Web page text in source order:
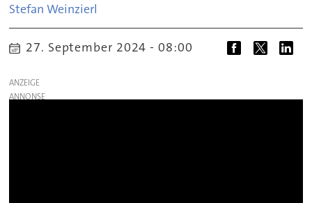
Stefan Weinzierl
27. September 2024 - 08:00
ANZEIGE